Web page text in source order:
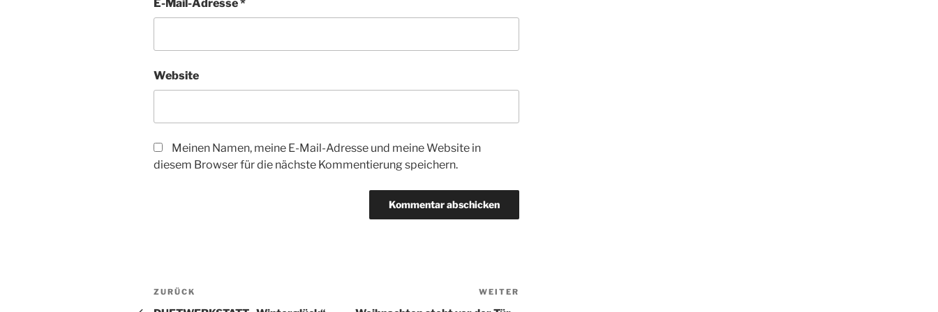
E-Mail-Adresse*
Website
Meinen Namen, meine E-Mail-Adresse und meine Website in
diesem Browser für die nächste Kommentierung speichern.
Beitragsnavigation
Vorheriger
ZURÜCK WEITER